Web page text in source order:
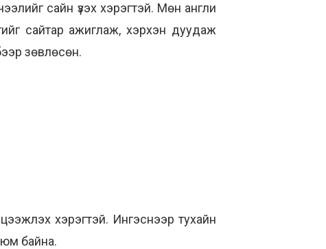
сайн үзэх хэрэгтэй. Мөн англи
сайтар ажиглаж, хэрхэн дуудаж
зөвлөсөн.
хэрэгтэй. Ингэснээр тухайн
юм байна.